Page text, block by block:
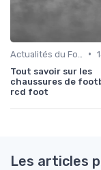
•
Tout savoir sur les
chaussures de
rcd foot
Les articles